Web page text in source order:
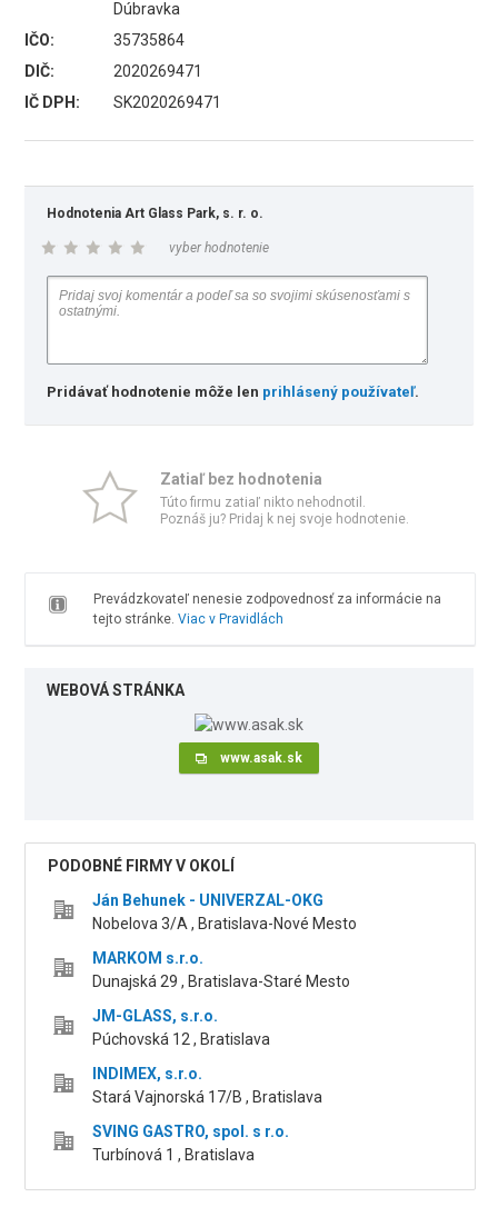
Dúbravka
IČO:
35735864
DIČ:
2020269471
IČ DPH:
SK2020269471
Hodnotenia Art Glass Park, s. r. o.
vyber hodnotenie
Pridávať hodnotenie môže len prihlásený používateľ.
Zatiaľ bez hodnotenia
Túto firmu zatiaľ nikto nehodnotil.
Poznáš ju? Pridaj k nej svoje hodnotenie.
Prevádzkovateľ nenesie zodpovednosť za informácie na
tejto stránke. Viac v Pravidlách
WEBOVÁ STRÁNKA
www.asak.sk
PODOBNÉ FIRMY V OKOLÍ
Ján Behunek - UNIVERZAL-OKG
Nobelova 3/A , Bratislava-Nové Mesto
MARKOM s.r.o.
Dunajská 29 , Bratislava-Staré Mesto
JM-GLASS, s.r.o.
Púchovská 12 , Bratislava
INDIMEX, s.r.o.
Stará Vajnorská 17/B , Bratislava
SVING GASTRO, spol. s r.o.
Turbínová 1 , Bratislava